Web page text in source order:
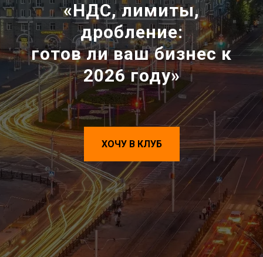
«НДС, лимиты,
дробление:
готов ли ваш бизнес к
2026 году»
ХОЧУ В КЛУБ